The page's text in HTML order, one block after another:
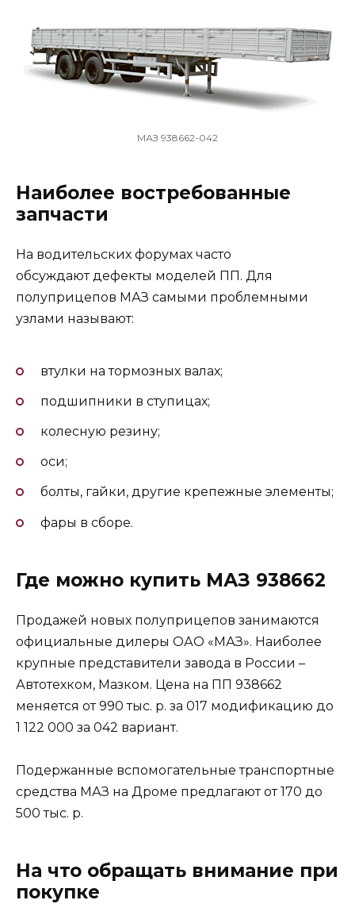
МАЗ 938662-042
Наиболее востребованные
запчасти
На водительских форумах часто
обсуждают дефекты моделей ПП. Для
полуприцепов МАЗ самыми проблемными
узлами называют:
втулки на тормозных валах;
подшипники в ступицах;
колесную резину;
оси;
болты, гайки, другие крепежные элементы;
фары в сборе.
Где можно купить МАЗ 938662
Продажей новых полуприцепов занимаются
официальные дилеры ОАО «МАЗ». Наиболее
крупные представители завода в России –
Автотехком, Мазком. Цена на ПП 938662
меняется от 990 тыс. р. за 017 модификацию до
1 122 000 за 042 вариант.
Подержанные вспомогательные транспортные
средства МАЗ на Дроме предлагают от 170 до
500 тыс. р.
На что обращать внимание при
покупке